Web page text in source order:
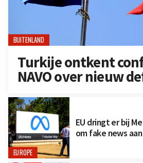
BUITENLAND
Turkije ontkent
NAVO over nieuw
EUROPE
EU dringt er bij
om fake news